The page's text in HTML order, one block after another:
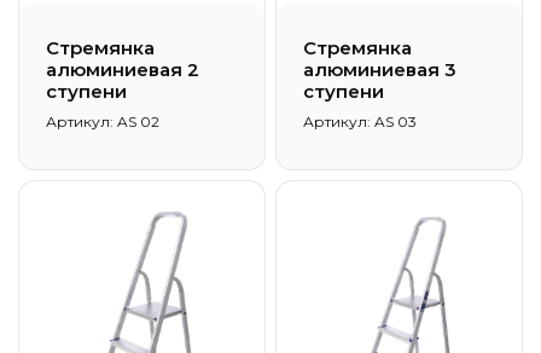
Стремянка
алюминиевая 2
ступени
Артикул: AS 02
Стремянка
алюминиевая 3
ступени
Артикул: AS 03